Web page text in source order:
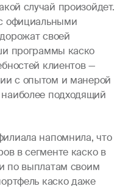
случай произойдет.
официальными
своей
программы каско
клиентов —
с опытом и манерой
подходящий
напомнила, что
в сегменте каско в
по выплатам своим
каско даже